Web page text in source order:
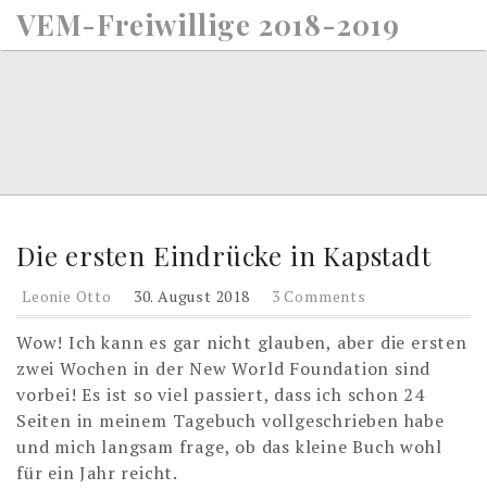
o
VEM-Freiwillige 2018-2019
Die ersten Eindrücke in Kapstadt
Leonie Otto 30. August 2018 3 Comments
Wow! Ich kann es gar nicht glauben, aber die ersten
zwei Wochen in der New World Foundation sind
vorbei! Es ist so viel passiert, dass ich schon 24
Seiten in meinem Tagebuch vollgeschrieben habe
und mich langsam frage, ob das kleine Buch wohl
für ein Jahr reicht.